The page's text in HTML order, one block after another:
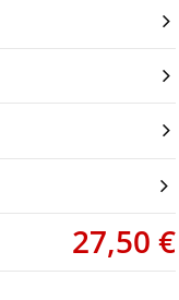
27,50 €